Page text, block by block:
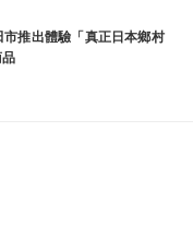
市推出體驗「真正日本鄉村